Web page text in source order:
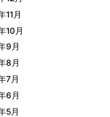
11月
10月
9月
8月
7月
6月
5月